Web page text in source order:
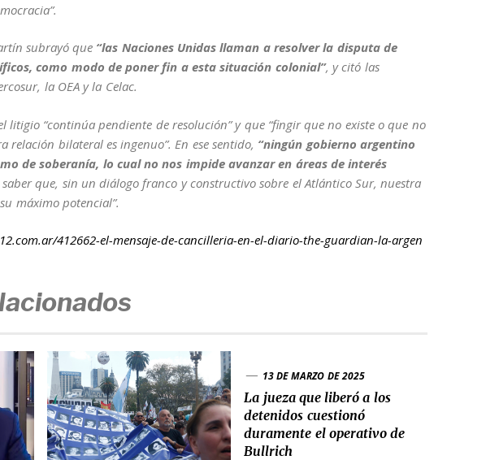
subrayó que “las Naciones Unidas llaman a resolver la disputa de
como modo de poner fin a esta situación colonial”, y citó las
la OEA y la Celac.
litigio “continúa pendiente de resolución” y que “fingir que no existe o que no
relación bilateral es ingenuo”. En ese sentido, “ningún gobierno argentino
de soberanía, lo cual no nos impide avanzar en áreas de interés
saber que, sin un diálogo franco y constructivo sobre el Atlántico Sur, nuestra
máximo potencial”.
412662-el-mensaje-de-cancilleria-en-el-diario-the-guardian-la-argen
13 DE MARZO DE 2025
La jueza que liberó a los
detenidos cuestionó
duramente el operativo de
Bullrich